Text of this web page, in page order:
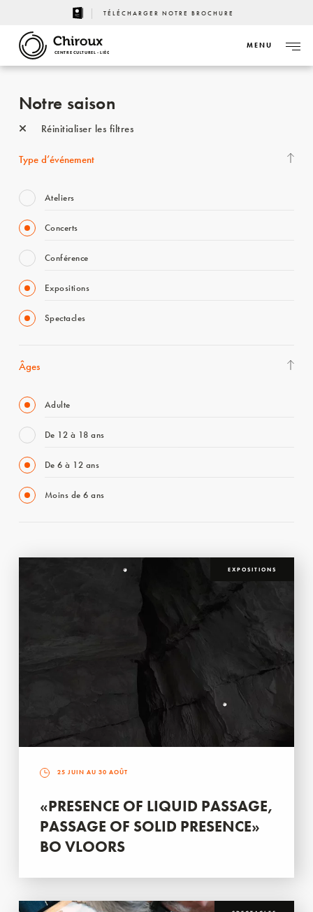
TÉLÉCHARGER NOTRE BROCHURE
CENTRE CULTUREL - LIÈGE
MENU
Notre saison
Réinitialiser les filtres
Type d’événement
Ateliers
Concerts
Conférence
Expositions
Spectacles
Âges
Adulte
De 12 à 18 ans
De 6 à 12 ans
Moins de 6 ans
EXPOSITIONS
25 JUIN AU 30 AOÛT
«PRESENCE OF LIQUID PASSAGE,
PASSAGE OF SOLID PRESENCE»
BO VLOORS